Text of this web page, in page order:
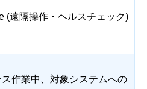
(遠隔操作・ヘルスチェック)
ス作業中、対象システムへの